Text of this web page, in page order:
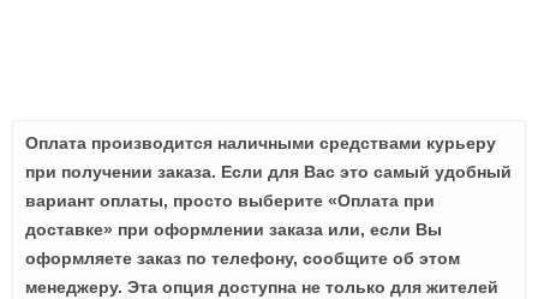
Оплата производится наличными средствами курьеру
при получении заказа. Если для Вас это самый удобный
вариант оплаты, просто выберите «Оплата при
доставке» при оформлении заказа или, если Вы
оформляете заказ по телефону, сообщите об этом
менеджеру. Эта опция доступна не только для жителей